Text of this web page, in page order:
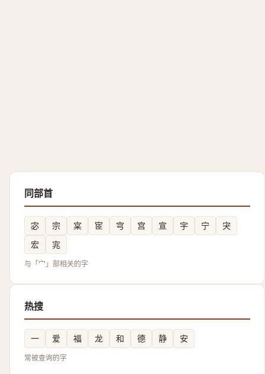
同部首
宓 宗 宲 宧 宆 宫 宣 宇 宁
宊
宏
宨
与「宀」部相关的字
热搜
一 爱 福 龙 和 德 静 安
常被查询的字